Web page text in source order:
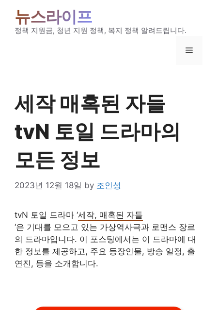
content
뉴스라이프
정책 지원금, 청년 지원 정책, 복지 정책 알려드립니다.
Menu
세작 매혹된 자들
tvN 토일 드라마의
모든 정보
2023년 12월 18일 by 조인성
tvN 토일 드라마 ‘세작, 매혹된 자들
‘은 기대를 모으고 있는 가상역사극과 로맨스 장르
의 드라마입니다. 이 포스팅에서는 이 드라마에 대
한 정보를 제공하고, 주요 등장인물, 방송 일정, 출
연진, 등을 소개합니다.